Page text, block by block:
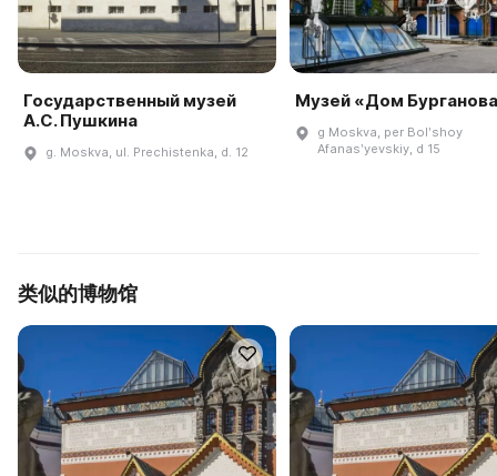
Государственный музей
А.С. Пушкина
g. Moskva, ul. Prechistenka, d. 12
Музей «Дом
g Moskva, per Bolʹshoy
Afanasʹyevskiy, d 15
类似的博物馆